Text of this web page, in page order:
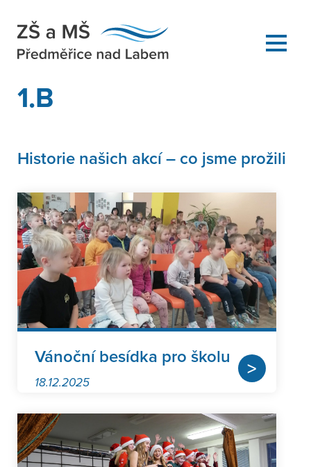
1.B
Historie našich akcí – co jsme prožili
Vánoční besídka pro školu
18.12.2025
>